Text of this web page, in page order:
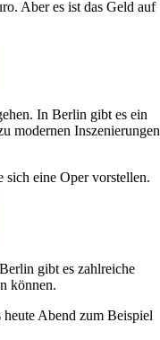
Aber es ist das Geld auf
In Berlin gibt es ein
modernen Inszenierungen
sich eine Oper vorstellen.
gibt es zahlreiche
können.
heute Abend zum Beispiel